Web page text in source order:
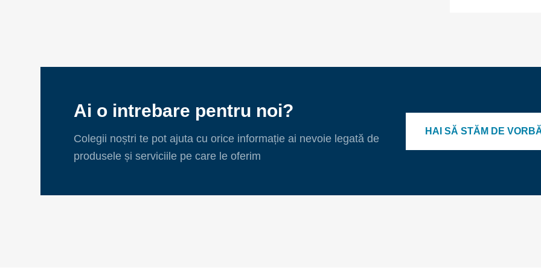
Ai o intrebare pentru noi?
Colegii noștri te pot ajuta cu orice informație ai nevoie legată de
produsele și serviciile pe care le oferim
HAI SĂ STĂM DE